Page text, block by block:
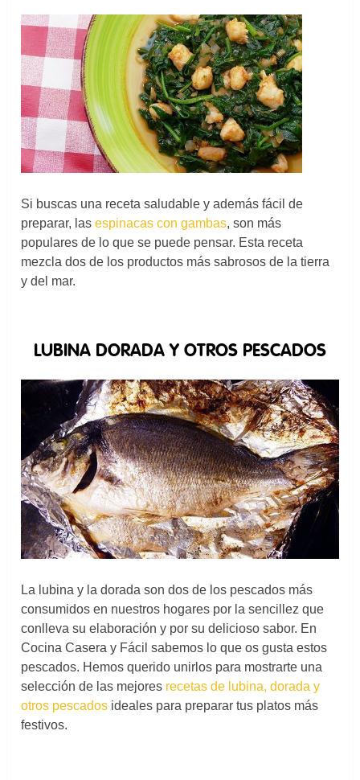
Si buscas una receta saludable y además fácil de
preparar, lasespinacas con gambas, son más
populares de lo que se puede pensar. Esta receta
mezcla dos de los productos más sabrosos de la tierra
y del mar.
LUBINA DORADA Y OTROS PESCADOS
La lubina y la dorada son dos de los pescados más
consumidos en nuestros hogares por la sencillez que
conlleva su elaboración y por su delicioso sabor. En
Cocina Casera y Fácil sabemos lo que os gusta estos
pescados. Hemos querido unirlos para mostrarte una
selección de las mejores recetas de lubina, dorada y
otros pescados ideales para preparar tus platos más
festivos.